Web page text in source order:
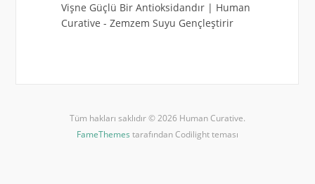
Vişne Güçlü Bir Antioksidandır | Human
Curative - Zemzem Suyu Gençleştirir
Tüm hakları saklıdır © 2026 Human Curative.
FameThemes tarafından Codilight teması